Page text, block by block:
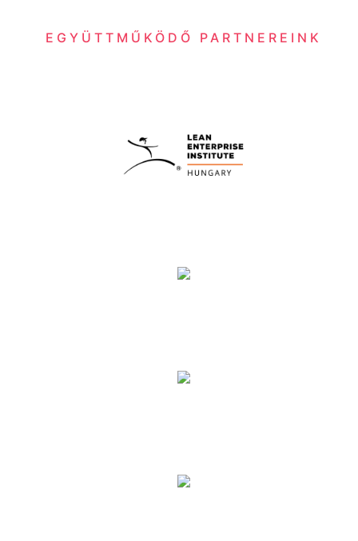
EGYÜTTMŰKÖDŐ PARTNEREINK